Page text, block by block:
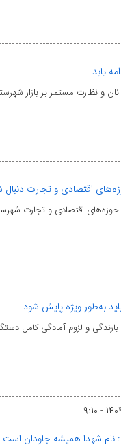
یابد
و نظارت مستمر بر بازار
اقتصادی و تجارت دنبال
حوزه‌های اقتصادی و تجارت
به‌طور ویژه پایش شود
و لزوم آمادگی کامل
نام شهدا همیشه جاودان است